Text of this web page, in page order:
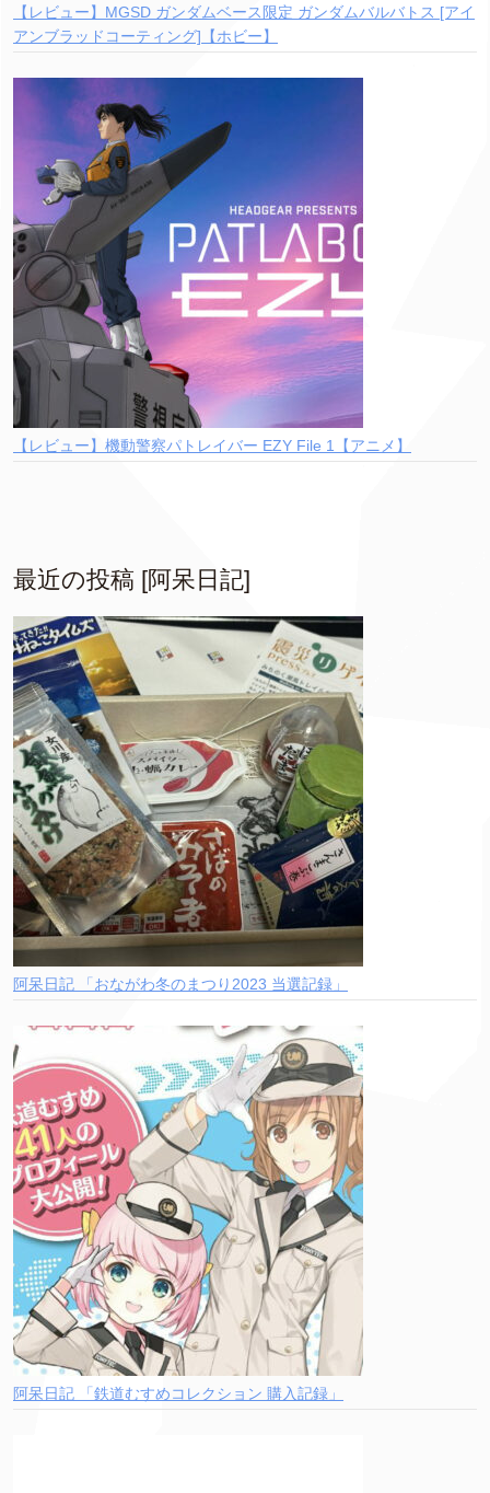
【レビュー】MGSD ガンダムベース限定 ガンダムバルバトス [アイ
アンブラッドコーティング]【ホビー】
【レビュー】機動警察パトレイバー EZY File 1【アニメ】
最近の投稿 [阿呆日記]
阿呆日記 「おながわ冬のまつり2023 当選記録」
阿呆日記 「鉄道むすめコレクション 購入記録」